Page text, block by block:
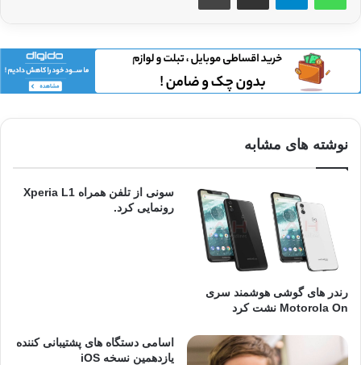
نوشته های مشابه
رندر های گوشی هوشمند سری
Motorola On نشت کرد
سونی از تلفن همراه Xperia L1
رونمایی کرد.
اسامی دستگاه های پشتیبانی کننده
یازدهمین نسخه iOS